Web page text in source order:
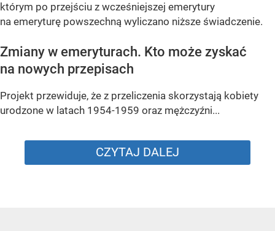
którym po przejściu z wcześniejszej emerytury
na emeryturę powszechną wyliczano niższe świadczenie.
Zmiany w emeryturach. Kto może zyskać
na nowych przepisach
Projekt przewiduje, że z przeliczenia skorzystają kobiety
urodzone w latach 1954-1959 oraz mężczyźni...
CZYTAJ DALEJ